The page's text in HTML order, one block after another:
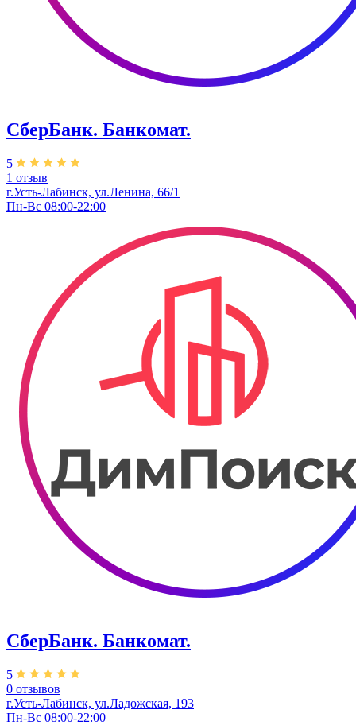
СберБанк. Банкомат.
5
1 отзыв
г.Усть-Лабинск, ул.​Ленина, 66/1
Пн-Вс 08:00-22:00
СберБанк. Банкомат.
5
0 отзывов
г.Усть-Лабинск, ул.​​Ладожская, 193
Пн-Вс 08:00-22:00